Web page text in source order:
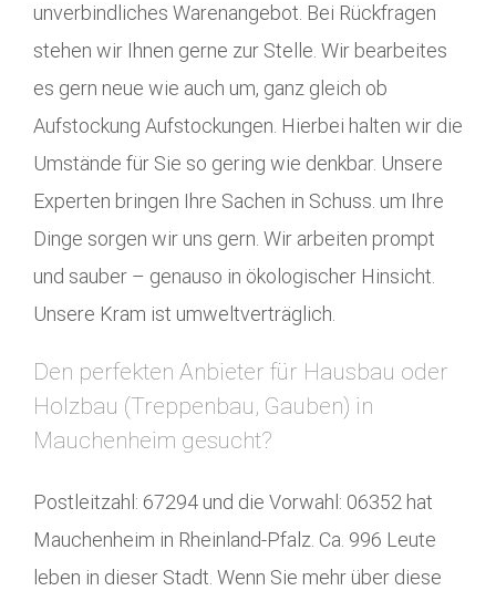
unverbindliches Warenangebot. Bei Rückfragen
stehen wir Ihnen gerne zur Stelle. Wir bearbeites
es gern neue wie auch um, ganz gleich ob
Aufstockung Aufstockungen. Hierbei halten wir die
Umstände für Sie so gering wie denkbar. Unsere
Experten bringen Ihre Sachen in Schuss. um Ihre
Dinge sorgen wir uns gern. Wir arbeiten prompt
und sauber – genauso in ökologischer Hinsicht.
Unsere Kram ist umweltverträglich.
Den perfekten Anbieter für Hausbau oder
Holzbau (Treppenbau, Gauben) in
Mauchenheim gesucht?
Postleitzahl: 67294 und die Vorwahl: 06352 hat
Mauchenheim in Rheinland-Pfalz. Ca. 996 Leute
leben in dieser Stadt. Wenn Sie mehr über diese